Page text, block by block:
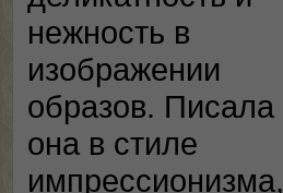
нежность в
изображении
образов. Писала
она в стиле
импрессионизма,